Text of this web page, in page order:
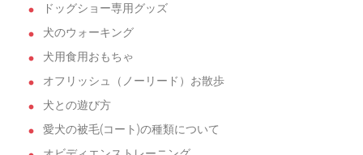
ドッグショー専用グッズ
犬のウォーキング
犬用食用おもちゃ
オフリッシュ（ノーリード）お散歩
犬との遊び方
愛犬の被毛(コート)の種類について